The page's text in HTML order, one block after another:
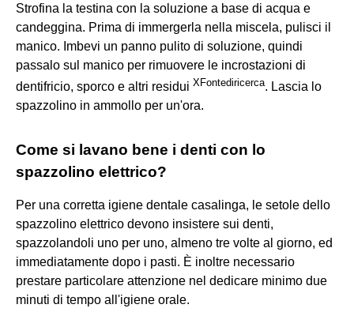
Strofina la testina con la soluzione a base di acqua e
candeggina. Prima di immergerla nella miscela, pulisci il
manico. Imbevi un panno pulito di soluzione, quindi
passalo sul manico per rimuovere le incrostazioni di
dentifricio, sporco e altri residui XFontediricerca. Lascia lo
spazzolino in ammollo per un'ora.
Come si lavano bene i denti con lo
spazzolino elettrico?
Per una corretta igiene dentale casalinga, le setole dello
spazzolino elettrico devono insistere sui denti,
spazzolandoli uno per uno, almeno tre volte al giorno, ed
immediatamente dopo i pasti. È inoltre necessario
prestare particolare attenzione nel dedicare minimo due
minuti di tempo all'igiene orale.